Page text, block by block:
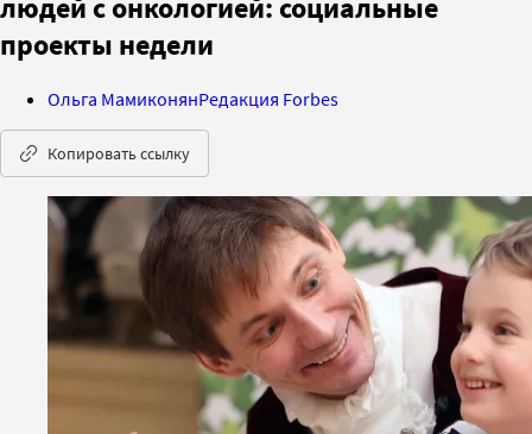
людей с онкологией: социальные
проекты недели
Ольга МамиконянРедакция Forbes
Копировать ссылку